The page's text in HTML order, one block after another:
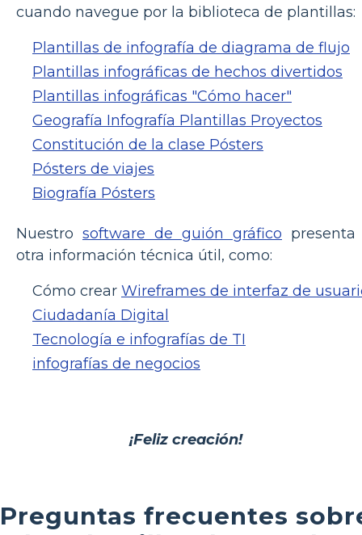
cuando navegue por la biblioteca de plantillas:
Plantillas de infografía de diagrama de flujo
Plantillas infográficas de hechos divertidos
Plantillas infográficas "Cómo hacer"
Geografía Infografía Plantillas Proyectos
Constitución de la clase Pósters
Pósters de viajes
Biografía Pósters
Nuestro software de guión gráfico presenta
otra información técnica útil, como:
Cómo crear Wireframes de interfaz de
Ciudadanía Digital
Tecnología e infografías de TI
infografías de negocios
¡Feliz creación!
Preguntas frecuentes